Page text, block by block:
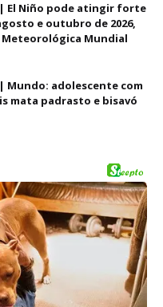
El Niño pode atingir forte
e outubro de 2026,
Mundial
Mundo: adolescente com
mata padrasto e bisavó